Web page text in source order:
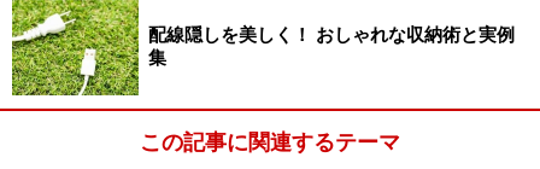
せん。
さらにクリアフォルダーを厚口タイプにすれば、ブック
スタンドに立てておくことも可能です。クリアフォルダ
ーが複数枚になる案件や念のための資料用には、ファイ
配線隠しを美しく！ おしゃれな収納術と実例
集
この記事に関連するテーマ